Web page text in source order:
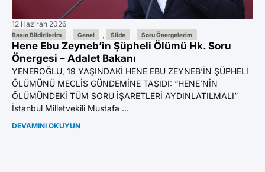
12 Haziran 2026
Basın Bildirilerim Genel Slide Soru Önergelerim
Hene Ebu Zeyneb’in Şüpheli Ölümü Hk. Soru
Önergesi – Adalet Bakanı
YENEROĞLU, 19 YAŞINDAKİ HENE EBU ZEYNEB’İN ŞÜPHELİ
ÖLÜMÜNÜ MECLİS GÜNDEMİNE TAŞIDI: “HENE’NİN
ÖLÜMÜNDEKİ TÜM SORU İŞARETLERİ AYDINLATILMALI”
İstanbul Milletvekili Mustafa ...
DEVAMINI OKUYUN